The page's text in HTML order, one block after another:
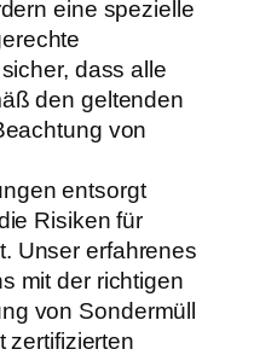
eine spezielle
dass alle
den geltenden
von
entsorgt
Risiken für
Unser erfahrenes
mit der richtigen
von Sondermüll
zertifizierten